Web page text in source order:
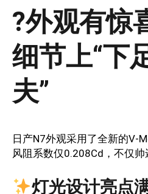
?外观有惊
细节上“下
夫”
日产N7外观采用了全新的V-
风阻系数仅0.208Cd，不仅帅
灯光设计亮点